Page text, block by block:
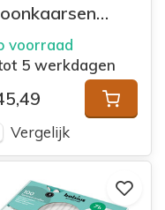
24 doos 24
voorraad
5 werkdagen
Vergelijk